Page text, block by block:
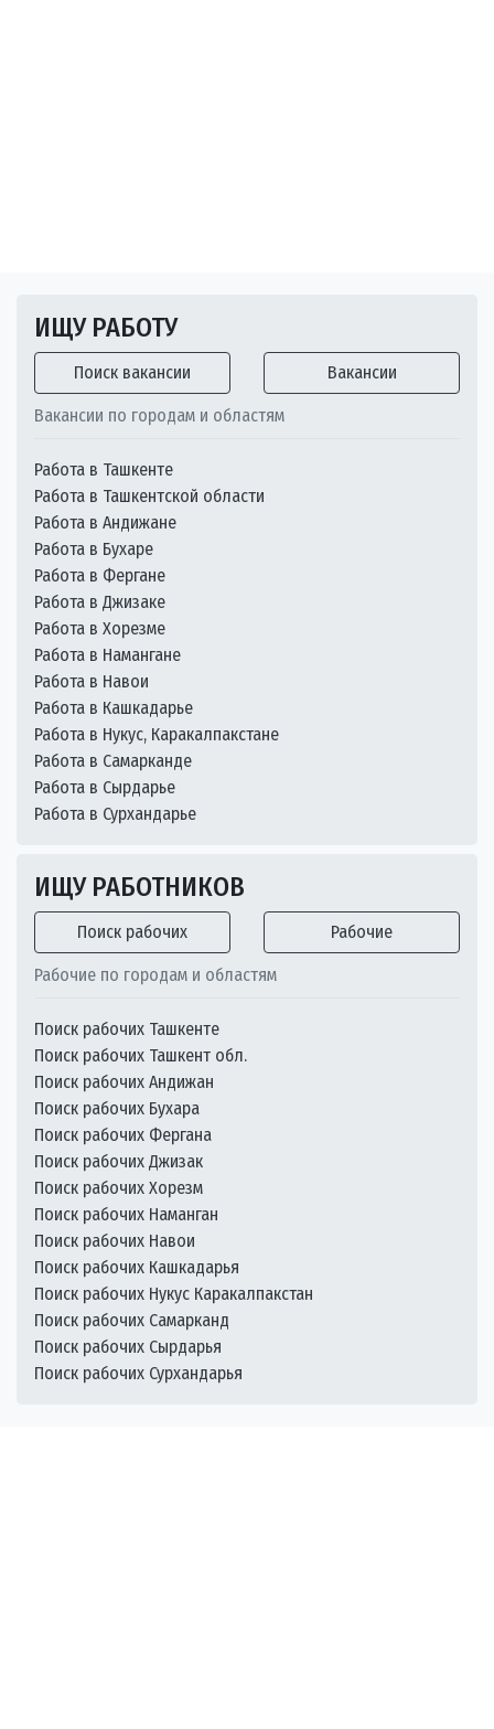
ИЩУ РАБОТУ
Поиск вакансии Вакансии
Вакансии по городам и областям
Работа в Ташкенте
Работа в Ташкентской области
Работа в Андижане
Работа в Бухаре
Работа в Фергане
Работа в Джизаке
Работа в Хорезме
Работа в Намангане
Работа в Навои
Работа в Кашкадарье
Работа в Нукус, Каракалпакстане
Работа в Самарканде
Работа в Сырдарье
Работа в Сурхандарье
ИЩУ РАБОТНИКОВ
Поиск рабочих Рабочие
Рабочие по городам и областям
Поиск рабочих Ташкенте
Поиск рабочих Ташкент обл.
Поиск рабочих Андижан
Поиск рабочих Бухара
Поиск рабочих Фергана
Поиск рабочих Джизак
Поиск рабочих Хорезм
Поиск рабочих Наманган
Поиск рабочих Навои
Поиск рабочих Кашкадарья
Поиск рабочих Нукус Каракалпакстан
Поиск рабочих Самарканд
Поиск рабочих Сырдарья
Поиск рабочих Сурхандарья